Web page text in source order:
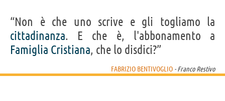
“Non è che uno scrive e gli togliamo la
cittadinanza. E che è, l'abbonamento a
Famiglia Cristiana, che lo disdici?”
FABRIZIO BENTIVOGLIO - Franco Restivo